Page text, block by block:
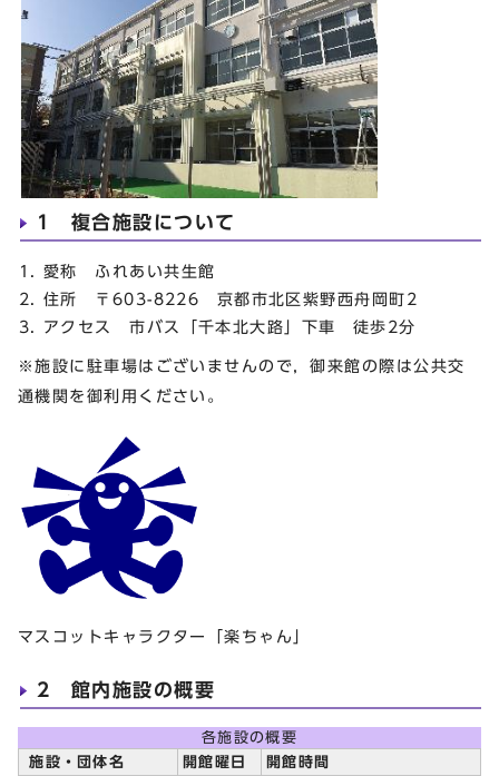
1 複合施設について
愛称 ふれあい共生館
住所 〒603-8226 京都市北区紫野西舟岡町2
アクセス 市バス「千本北大路」下車 徒歩2分
※施設に駐車場はございませんので，御来館の際は公共交
通機関を御利用ください。
マスコットキャラクター「楽ちゃん」
2 館内施設の概要
各施設の概要
施設・団体名
開館曜日
開館時間